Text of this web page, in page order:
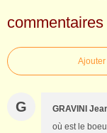
commentaires
G GRAVINI
où est le